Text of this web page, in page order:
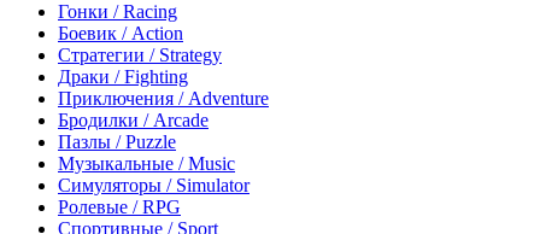
Гонки / Racing
Боевик / Action
Стратегии / Strategy
Драки / Fighting
Приключения / Adventure
Бродилки / Arcade
Пазлы / Puzzle
Музыкальные / Music
Симуляторы / Simulator
Ролевые / RPG
Спортивные / Sport